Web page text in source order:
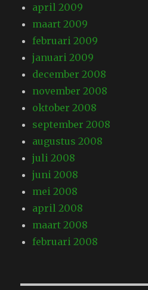
april 2009
maart 2009
februari 2009
januari 2009
december 2008
november 2008
oktober 2008
september 2008
augustus 2008
juli 2008
juni 2008
mei 2008
april 2008
maart 2008
februari 2008